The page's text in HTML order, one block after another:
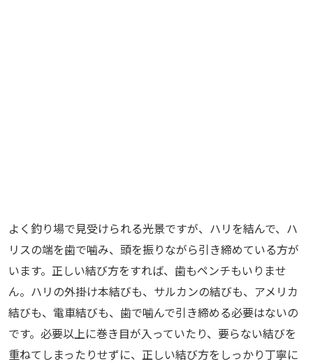
よく釣り場で見受けられる光景ですが、ハリを結んで、ハ
リスの端を歯で噛み、頭を振りながら引き締めている方が
います。正しい結び方をすれば、歯もペンチもいりませ
ん。ハリの外掛け本結びも、サルカンの結びも、アメリカ
結びも、電車結びも、歯で噛んで引き締める必要はないの
です。必要以上に巻き目が入っていたり、要らない結びを
重ねてしまったりせずに、正しい結び方をしっかり丁寧に